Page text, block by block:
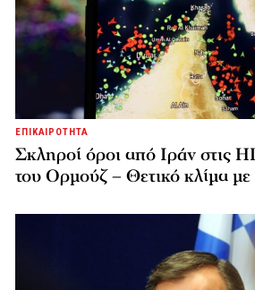
ΕΠΙΚΑΙΡΟΤΗΤΑ
Σκληροί όροι από Ιράν στις
του Ορμούζ – Θετικό κλίμα